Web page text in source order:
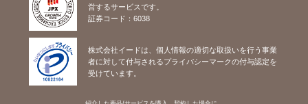
営するサービスです。
証券コード：6038
株式会社イードは、個人情報の適切な取扱いを行う事業
者に対して付与されるプライバシーマークの付与認定を
受けています。